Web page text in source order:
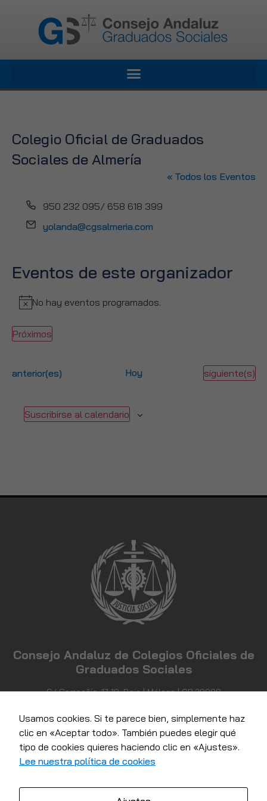
Colegio Oficial de Graduados
Sociales de Almería
« Todos los Eventos
Teléfono
950 232 095/ 658 618 399
Email
yolanda@cgsalmeria.com
Eventos de este organizador
Aviso
No hay eventos programados.
Próximos
Selecciona
Eventos
anterior(es) Hoy Eventos
siguiente(s)
Suscribirse al calendario
Consejo Andaluz de Colegios Oficiales de
Graduados Sociales
C/ Compañía, 17-19, Bajo | Málaga | CP 29008
info@consejoandaluzgraduadossociales.com
Usamos cookies. Si te parece bien, simplemente haz
clic en «Aceptar todo». También puedes elegir qué
tipo de cookies quieres haciendo clic en «Ajustes».
Lee nuestra política de cookies